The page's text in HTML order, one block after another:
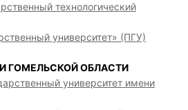
технологический
университет» (ПГУ)
ГОМЕЛЬСКОЙ ОБЛАСТИ
университет имени